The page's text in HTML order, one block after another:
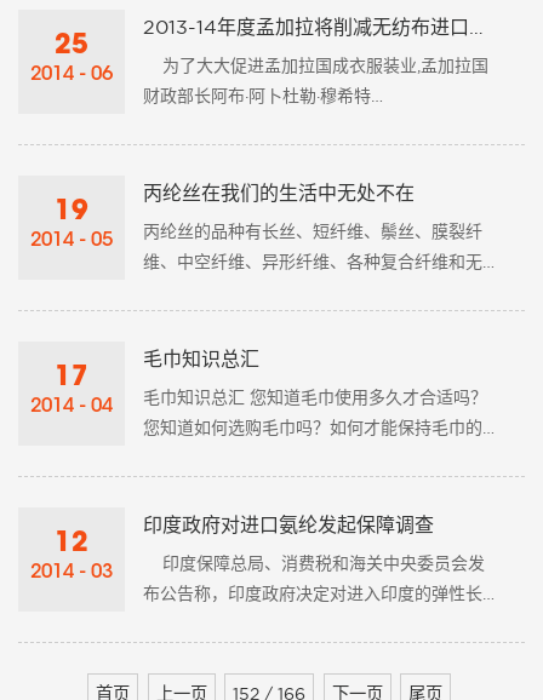
会议围绕目前行业形势判断，行业“十三五”发展
与会会长认为，随着中国经济进入中速发展
面临诸多挑战，但大家对未来发展充......
25
2014 - 06
为了大大促进孟加拉国成衣服装业,孟加拉国
财政部长阿布·阿卜杜勒·穆希特
建立在较更安全集群的服装工业,预算没有分配
19
2014 - 05
丙纶丝在我们的生活中无处不在
丙纶丝的品种有长丝、短纤维、鬃丝、膜裂纤
维、中空纤维、异形纤维、各种复合纤维和无
增强材料、包装材料和工业用布，如滤布、袋
子等。由丙纶中空纤维制成的絮被，质轻、
17
2014 - 04
毛巾知识总汇
毛巾知识总汇 您知道毛巾使用多久才合适吗？
您知道如何选购毛巾吗？如何才能保持毛巾的
1、毛巾使用多久才合适？ 专家介绍，个人用毛
要的是它会沾染......
12
2014 - 03
印度政府对进口氨纶发起保障调查
印度保障总局、消费税和海关中央委员会发
布公告称，印度政府决定对进入印度的弹性长
交申请，希望对进口的弹性长丝纱线征收保护
首页 上一页 152 / 166 下一页 尾页